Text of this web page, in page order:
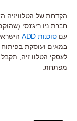
הקדחת של הטלוויזיה
חברת ניו ריג'נסי
עם סוכנות ADD
במאים ועוסקת בפיתוח
מפתחת.